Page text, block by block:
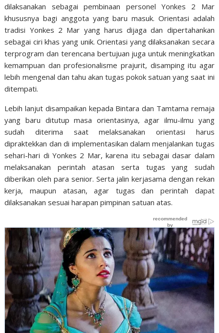
dilaksanakan sebagai pembinaan personel Yonkes 2 Mar
khususnya bagi anggota yang baru masuk. Orientasi adalah
tradisi Yonkes 2 Mar yang harus dijaga dan dipertahankan
sebagai ciri khas yang unik. Orientasi yang dilaksanakan secara
terprogram dan terencana bertujuan juga untuk meningkatkan
kemampuan dan profesionalisme prajurit, disamping itu agar
lebih mengenal dan tahu akan tugas pokok satuan yang saat ini
ditempati.
Lebih lanjut disampaikan kepada Bintara dan Tamtama remaja
yang baru ditutup masa orientasinya, agar ilmu-ilmu yang
sudah diterima saat melaksanakan orientasi harus
dipraktekkan dan di implementasikan dalam menjalankan tugas
sehari-hari di Yonkes 2 Mar, karena itu sebagai dasar dalam
melaksanakan perintah atasan serta tugas yang sudah
diberikan oleh para senior. Serta jalin kerjasama dengan rekan
kerja, maupun atasan, agar tugas dan perintah dapat
dilaksanakan sesuai harapan pimpinan satuan atas.